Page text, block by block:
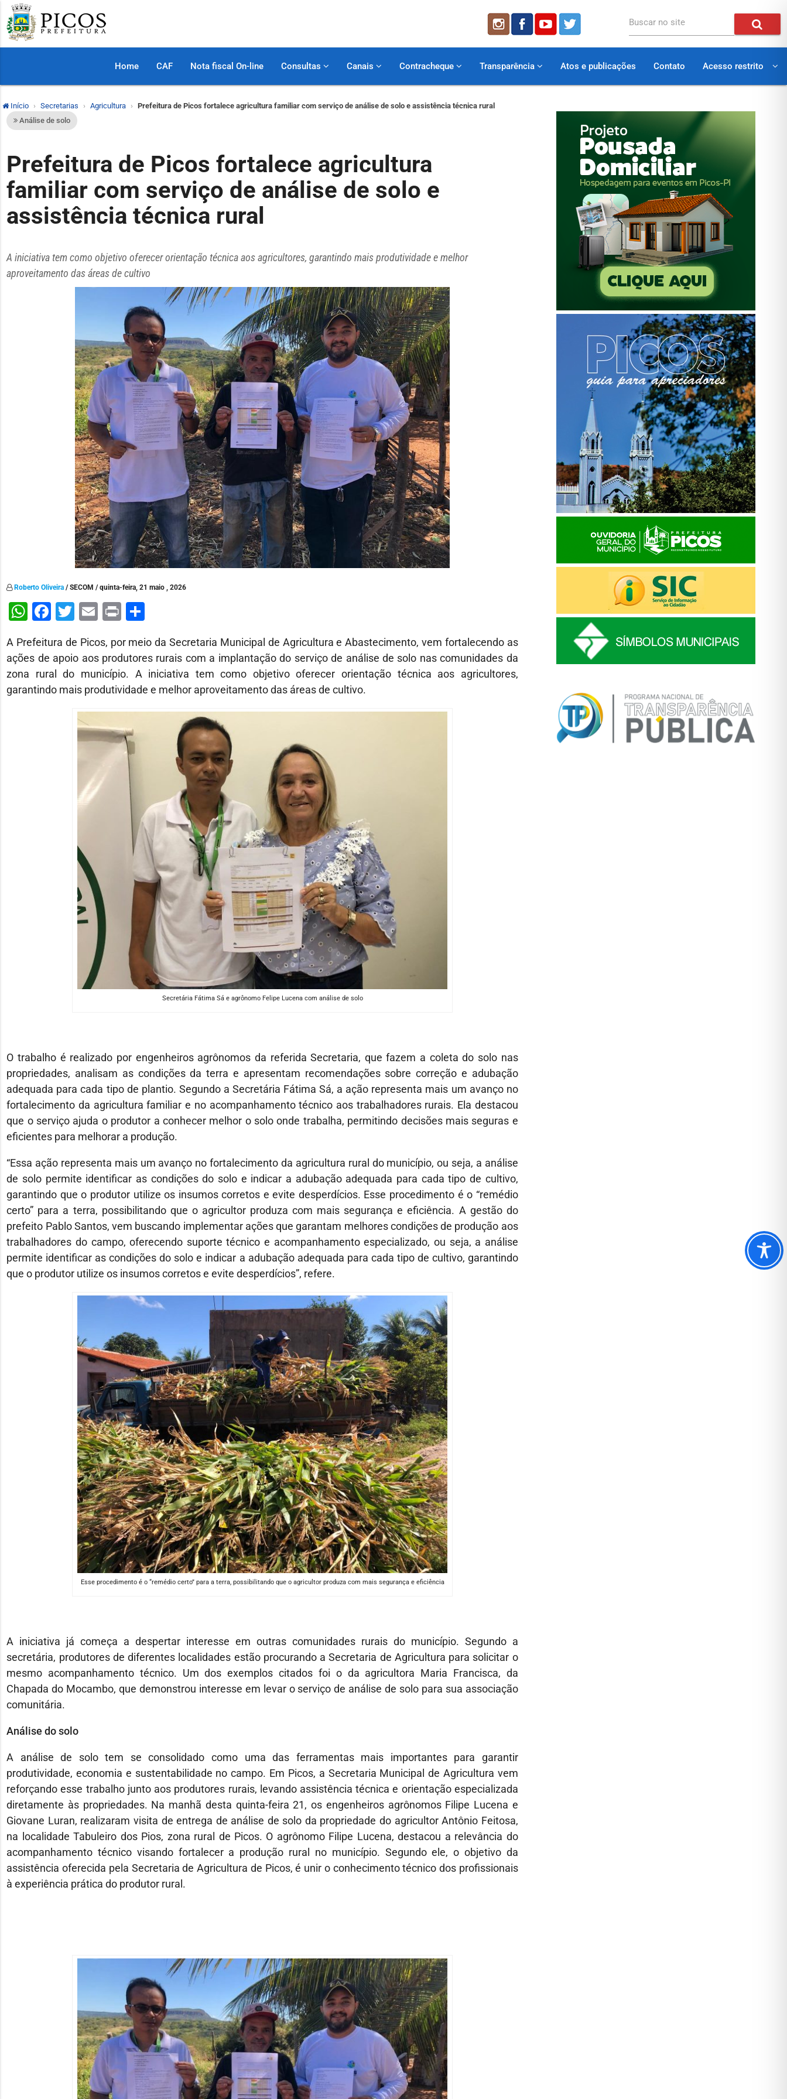
Buscar no site
Home CAF Nota fiscal On-line Consultas Canais Contracheque Transparência Atos e publicações Contato Acesso restrito
Início Secretarias Agricultura
Prefeitura de Picos fortalece agricultura familiar com serviço de análise de solo e assistência técnica rural
Análise de solo
Prefeitura de Picos fortalece agricultura
familiar com serviço de análise de solo e
assistência técnica rural
A iniciativa tem como objetivo oferecer orientação técnica aos agricultores, garantindo mais produtividade e melhor
aproveitamento das áreas de cultivo
Roberto Oliveira / SECOM / quinta-feira, 21 maio , 2026
WhatsApp
Facebook
Twitter
Email
Print
A Prefeitura de Picos, por meio da Secretaria Municipal de Agricultura e Abastecimento, vem fortalecendo as
ações de apoio aos produtores rurais com a implantação do serviço de análise de solo nas comunidades da
zona rural do município. A iniciativa tem como objetivo oferecer orientação técnica aos agricultores,
garantindo mais produtividade e melhor aproveitamento das áreas de cultivo.
Secretária Fátima Sá e agrônomo Felipe Lucena com análise de solo
O trabalho é realizado por engenheiros agrônomos da referida Secretaria, que fazem a coleta do solo nas
propriedades, analisam as condições da terra e apresentam recomendações sobre correção e adubação
adequada para cada tipo de plantio. Segundo a Secretária Fátima Sá, a ação representa mais um avanço no
fortalecimento da agricultura familiar e no acompanhamento técnico aos trabalhadores rurais. Ela destacou
que o serviço ajuda o produtor a conhecer melhor o solo onde trabalha, permitindo decisões mais seguras e
eficientes para melhorar a produção.
“Essa ação representa mais um avanço no fortalecimento da agricultura rural do município, ou seja, a análise
de solo permite identificar as condições do solo e indicar a adubação adequada para cada tipo de cultivo,
garantindo que o produtor utilize os insumos corretos e evite desperdícios. Esse procedimento é o “remédio
certo” para a terra, possibilitando que o agricultor produza com mais segurança e eficiência. A gestão do
prefeito Pablo Santos, vem buscando implementar ações que garantam melhores condições de produção aos
trabalhadores do campo, oferecendo suporte técnico e acompanhamento especializado, ou seja, a análise
permite identificar as condições do solo e indicar a adubação adequada para cada tipo de cultivo, garantindo
que o produtor utilize os insumos corretos e evite desperdícios”, refere.
Esse procedimento é o “remédio certo” para a terra, possibilitando que o agricultor produza com mais segurança e eficiência
A iniciativa já começa a despertar interesse em outras comunidades rurais do município. Segundo a
secretária, produtores de diferentes localidades estão procurando a Secretaria de Agricultura para solicitar o
mesmo acompanhamento técnico. Um dos exemplos citados foi o da agricultora Maria Francisca, da
Chapada do Mocambo, que demonstrou interesse em levar o serviço de análise de solo para sua associação
comunitária.
Análise do solo
A análise de solo tem se consolidado como uma das ferramentas mais importantes para garantir
produtividade, economia e sustentabilidade no campo. Em Picos, a Secretaria Municipal de Agricultura vem
reforçando esse trabalho junto aos produtores rurais, levando assistência técnica e orientação especializada
diretamente às propriedades. Na manhã desta quinta-feira 21, os engenheiros agrônomos Filipe Lucena e
Giovane Luran, realizaram visita de entrega de análise de solo da propriedade do agricultor Antônio Feitosa,
na localidade Tabuleiro dos Pios, zona rural de Picos. O agrônomo Filipe Lucena, destacou a relevância do
acompanhamento técnico visando fortalecer a produção rural no município. Segundo ele, o objetivo da
assistência oferecida pela Secretaria de Agricultura de Picos, é unir o conhecimento técnico dos profissionais
à experiência prática do produtor rural.